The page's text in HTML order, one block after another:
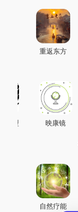
重返东方
模型 映康镜
自然疗能